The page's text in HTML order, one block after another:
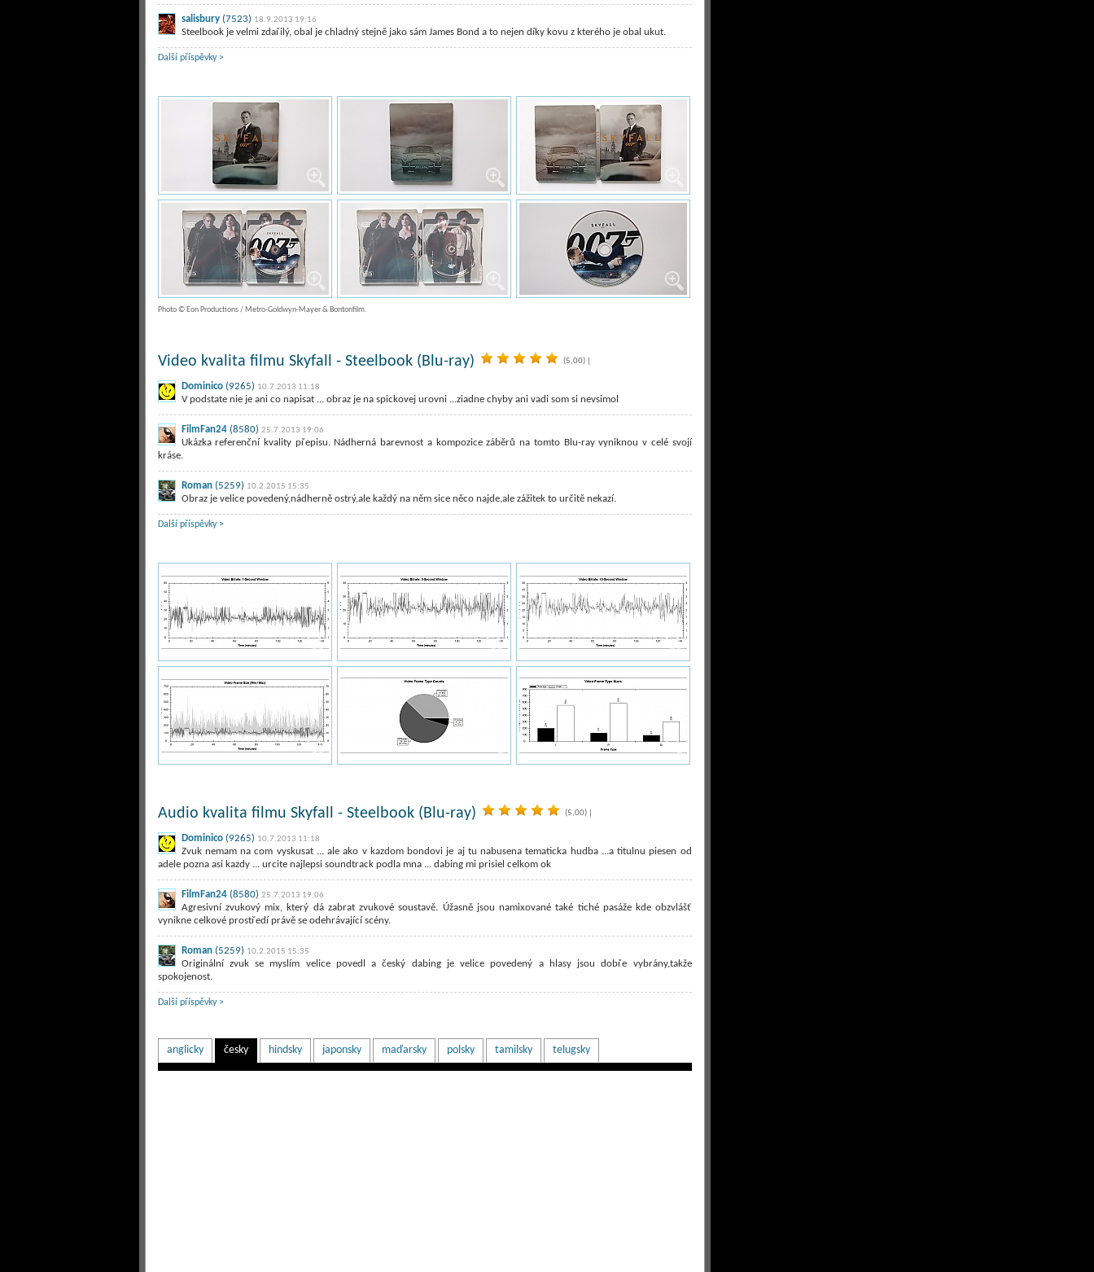
salisbury (7523) 18.9.2013 19:16
Steelbook je velmi zdařilý, obal je chladný stejně jako sám James Bond a to nejen díky kovu z kterého je obal ukut.
Další příspěvky >
Photo © Eon Productions / Metro-Goldwyn-Mayer & Bontonfilm.
Video kvalita filmu Skyfall - Steelbook (Blu-ray) (5,00)|
Dominico (9265) 10.7.2013 11:18
V podstate nie je ani co napisat ... obraz je na spickovej urovni ...ziadne chyby ani vadi som si nevsimol
FilmFan24 (8580) 25.7.2013 19:06
Ukázka referenční kvality přepisu. Nádherná barevnost a kompozice záběrů na tomto Blu-ray vyniknou v celé svojí
kráse.
Roman (5259) 10.2.2015 15:35
Obraz je velice povedený,nádherně ostrý,ale každý na něm sice něco najde,ale zážitek to určitě nekazí.
Další příspěvky >
Audio kvalita filmu Skyfall - Steelbook (Blu-ray) (5,00)|
Dominico (9265) 10.7.2013 11:18
Zvuk nemam na com vyskusat ... ale ako v kazdom bondovi je aj tu nabusena tematicka hudba ...a titulnu piesen od
adele pozna asi kazdy ... urcite najlepsi soundtrack podla mna ... dabing mi prisiel celkom ok
FilmFan24 (8580) 25.7.2013 19:06
Agresivní zvukový mix, který dá zabrat zvukové soustavě. Úžasně jsou namixované také tiché pasáže kde obzvlášť
vynikne celkové prostředí právě se odehrávající scény.
Roman (5259) 10.2.2015 15:35
Originální zvuk se myslím velice povedl a český dabing je velice povedený a hlasy jsou dobře vybrány,takže
spokojenost.
Další příspěvky >
anglicky česky hindsky japonsky maďarsky polsky tamilsky telugsky